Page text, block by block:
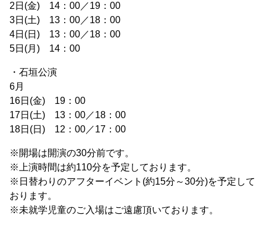
2日(金) 14：00／19：00
3日(土) 13：00／18：00
4日(日) 13：00／18：00
5日(月) 14：00
・石垣公演
6月
16日(金) 19：00
17日(土) 13：00／18：00
18日(日) 12：00／17：00
※開場は開演の30分前です。
※上演時間は約110分を予定しております。
※日替わりのアフターイベント(約15分～30分)を予定して
おります。
※未就学児童のご入場はご遠慮頂いております。